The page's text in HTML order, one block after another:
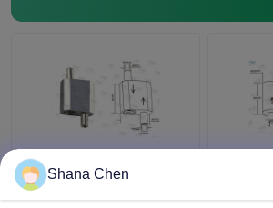
Kolben-Durchmesser
des Rückauslösekabel-
Shana Chen